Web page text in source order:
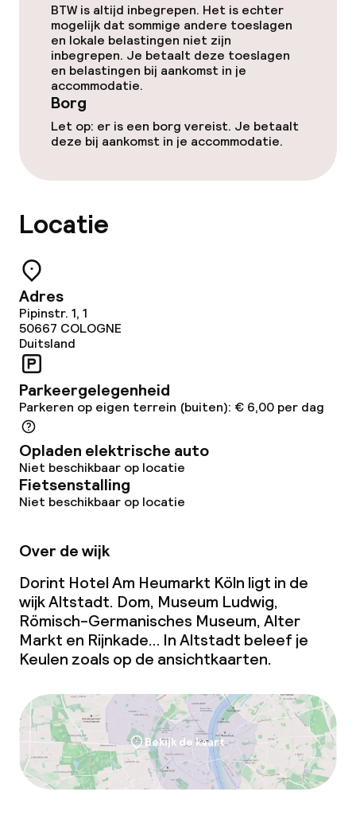
Vroeg ontbijt
Dieetopties
Glutenvrije opties
Vegetarische opties
Wasservice
Zakelijke faciliteiten
Conferentieruimte
Beleid
Borg bij aankomst
Overal rookvrij
dan de 5 kg)
Grote huisdieren toegestaan (meer
dan 5 kg)
BTW is altijd inbegrepen. Het is echter
mogelijk dat sommige andere toeslagen
en lokale belastingen niet zijn
inbegrepen. Je betaalt deze toeslagen
en belastingen bij aankomst in je
accommodatie.
Borg
Let op: er is een borg vereist. Je betaalt
deze bij aankomst in je accommodatie.
Locatie
Adres
Pipinstr. 1, 1
50667 COLOGNE
Duitsland
Parkeergelegenheid
Parkeren op eigen terrein (buiten): € 6,00 per dag
Opladen elektrische auto
Niet beschikbaar op locatie
Fietsenstalling
Niet beschikbaar op locatie
Over de wijk
Dorint Hotel Am Heumarkt Köln ligt in de
wijk Altstadt. Dom, Museum Ludwig,
Römisch-Germanisches Museum, Alter
Markt en Rijnkade… In Altstadt beleef je
Keulen zoals op de ansichtkaarten.
Bekijk de kaart